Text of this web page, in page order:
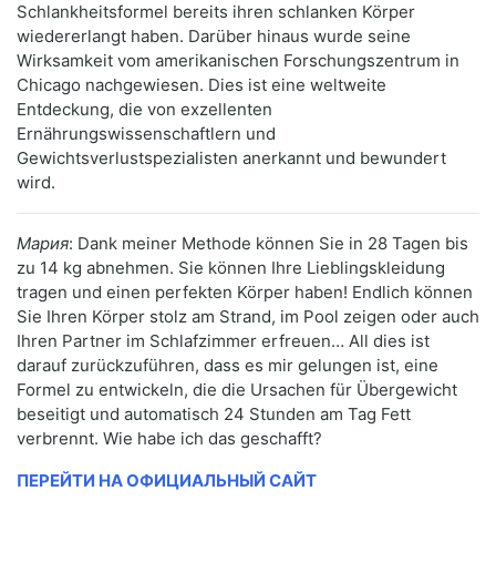
Schlankheitsformel bereits ihren schlanken Körper
wiedererlangt haben. Darüber hinaus wurde seine
Wirksamkeit vom amerikanischen Forschungszentrum in
Chicago nachgewiesen. Dies ist eine weltweite
Entdeckung, die von exzellenten
Ernährungswissenschaftlern und
Gewichtsverlustspezialisten anerkannt und bewundert
wird.
Мария: Dank meiner Methode können Sie in 28 Tagen bis
zu 14 kg abnehmen. Sie können Ihre Lieblingskleidung
tragen und einen perfekten Körper haben! Endlich können
Sie Ihren Körper stolz am Strand, im Pool zeigen oder auch
Ihren Partner im Schlafzimmer erfreuen… All dies ist
darauf zurückzuführen, dass es mir gelungen ist, eine
Formel zu entwickeln, die die Ursachen für Übergewicht
beseitigt und automatisch 24 Stunden am Tag Fett
verbrennt. Wie habe ich das geschafft?
ПЕРЕЙТИ НА ОФИЦИАЛЬНЫЙ САЙТ